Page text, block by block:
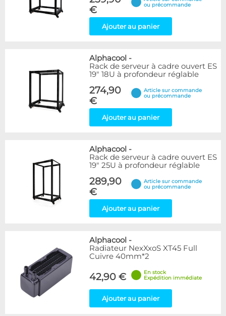
€
ou précommande
Ajouter au panier
Alphacool -
Rack de serveur à cadre ouvert ES
19" 18U à profondeur réglable
274,90
€
Article sur commande
ou précommande
Ajouter au panier
Alphacool -
Rack de serveur à cadre ouvert ES
19" 25U à profondeur réglable
289,90
€
Article sur commande
ou précommande
Ajouter au panier
Alphacool -
Radiateur NexXxoS XT45 Full
Cuivre 40mm*2
42,90 €
En stock
Expédition immédiate
Ajouter au panier